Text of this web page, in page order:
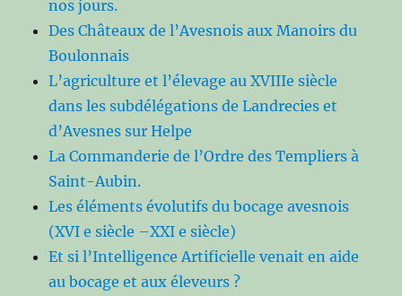
nos jours.
Des Châteaux de l’Avesnois aux Manoirs du
Boulonnais
L’agriculture et l’élevage au XVIIIe siècle
dans les subdélégations de Landrecies et
d’Avesnes sur Helpe
La Commanderie de l’Ordre des Templiers à
Saint-Aubin.
Les éléments évolutifs du bocage avesnois
(XVI e siècle –XXI e siècle)
Et si l’Intelligence Artificielle venait en aide
au bocage et aux éleveurs ?